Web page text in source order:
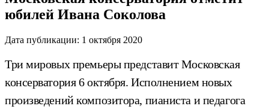
юбилей Ивана Соколова
Дата публикации: 1 октября 2020
Три мировых премьеры представит Московская
консерватория 6 октября. Исполнением новых
произведений композитора, пианиста и педагога